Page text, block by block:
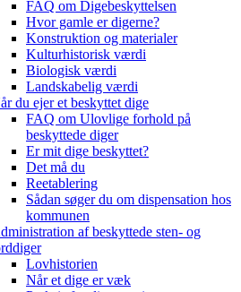
FAQ om Digebeskyttelsen
Hvor gamle er digerne?
Konstruktion og materialer
Kulturhistorisk værdi
Biologisk værdi
Landskabelig værdi
du ejer et beskyttet dige
FAQ om Ulovlige forhold på
beskyttede diger
Er mit dige beskyttet?
Det må du
Reetablering
Sådan søger du om dispensation hos
kommunen
af beskyttede sten- og
Lovhistorien
Når et dige er væk